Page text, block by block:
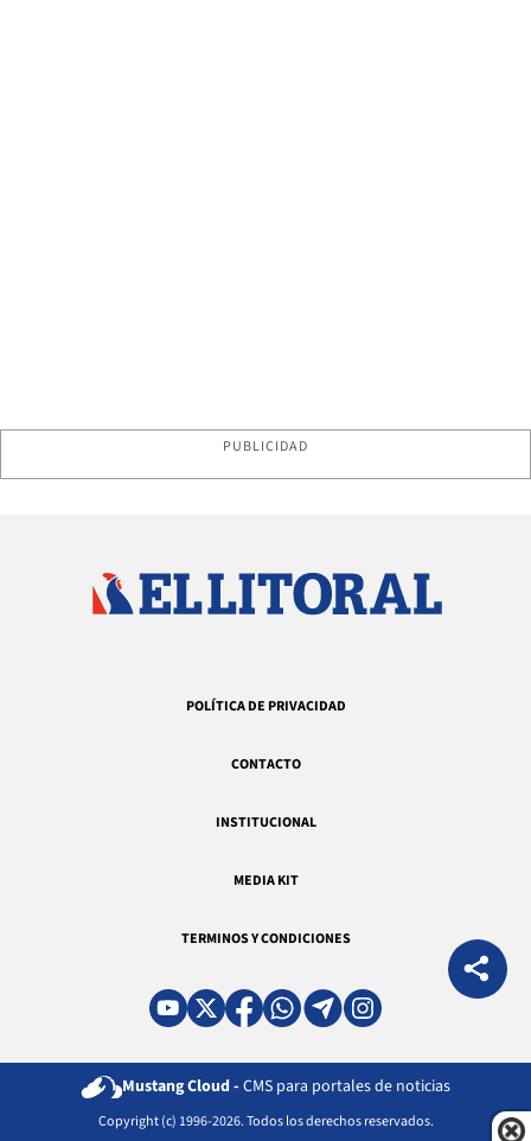
PUBLICIDAD
POLÍTICA DE PRIVACIDAD
CONTACTO
INSTITUCIONAL
MEDIA KIT
TERMINOS Y CONDICIONES
Mustang Cloud - CMS para portales de noticias
Copyright (c) 1996-2026. Todos los derechos reservados.